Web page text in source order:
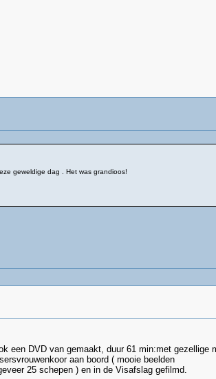
geweldige dag . Het was grandioos!
een DVD van gemaakt, duur 61 min:met gezellige
aan boord ( mooie beelden
25 schepen ) en in de Visafslag gefilmd.